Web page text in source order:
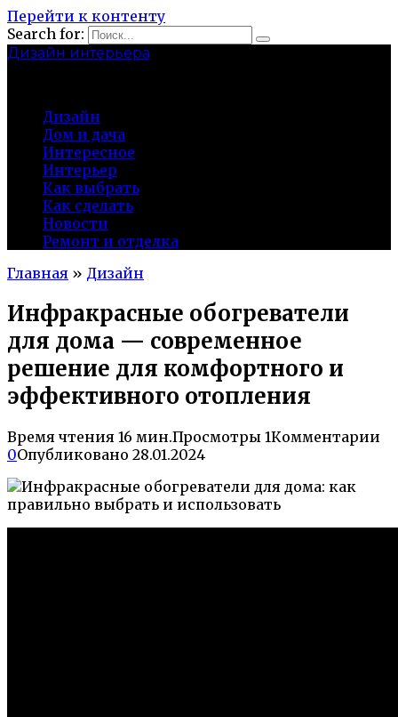
Перейти к контенту
Search for:
Дизайн интерьера
Дизайн
Дом и дача
Интересное
Интерьер
Как выбрать
Как сделать
Новости
Ремонт и отделка
Главная » Дизайн
Инфракрасные обогреватели
для дома — современное
решение для комфортного и
эффективного отопления
Время чтения 16 мин.Просмотры 1Комментарии
0Опубликовано 28.01.2024